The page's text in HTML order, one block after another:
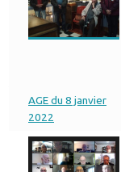
AGE du 8 janvier
2022